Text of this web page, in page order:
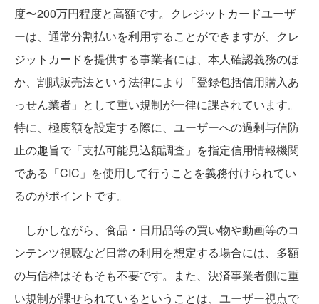
度〜200万円程度と高額です。クレジットカードユーザ
ーは、通常分割払いを利用することができますが、クレ
ジットカードを提供する事業者には、本人確認義務のほ
か、割賦販売法という法律により「登録包括信用購入あ
っせん業者」として重い規制が一律に課されています。
特に、極度額を設定する際に、ユーザーへの過剰与信防
止の趣旨で「支払可能見込額調査」を指定信用情報機関
である「CIC」を使用して行うことを義務付けられてい
るのがポイントです。
しかしながら、食品・日用品等の買い物や動画等のコ
ンテンツ視聴など日常の利用を想定する場合には、多額
の与信枠はそもそも不要です。また、決済事業者側に重
い規制が課せられているということは、ユーザー視点で